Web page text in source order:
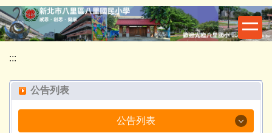
跳
到
主
容
:::
公告列表
公告列表